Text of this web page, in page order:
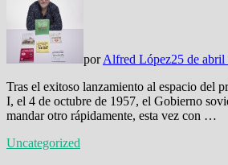
porAlfred López25 de abril
Tras el exitoso lanzamiento al espacio del
I, el 4 de octubre de 1957, el Gobierno
mandar otro rápidamente, esta vez con …
Uncategorized